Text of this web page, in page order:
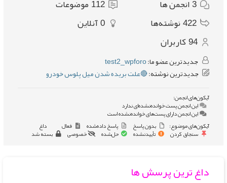
3 انجمن ها 112موضوعات
422نوشته‌ها 0 آنلاین
94 کاربران
جدیدترین عضو ما:test2_wpforo
جدیدترین نوشته:🔴علت بریده شدن میل پلوس خودرو
آیکون‌های انجمن:
این انجمن پست خوانده‌نشده‌ای ندارد
این انجمن دارای پست‌های خوانده‌نشده است
آیکون‌های موضوع:
بدون پاسخ پاسخ داده‌شده فعال
سنجاق کردن تأییدنشده حل‌شده خصوصی بسته شد
داغ ترین پرسش ها